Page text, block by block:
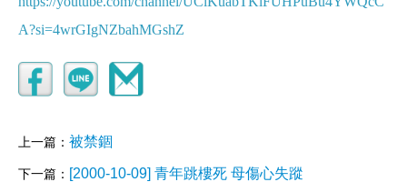
A?si=4wrGIgNZbahMGshZ
上一篇： 被禁錮
下一篇： [2000-10-09] 青年跳樓死 母傷心失蹤